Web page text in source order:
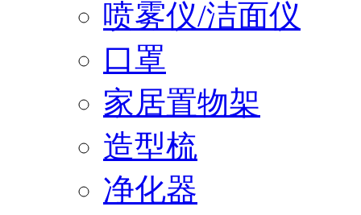
喷雾仪/洁面仪
口罩
家居置物架
造型梳
净化器